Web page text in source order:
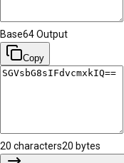
Base64 Output
Copy
20 characters20 bytes